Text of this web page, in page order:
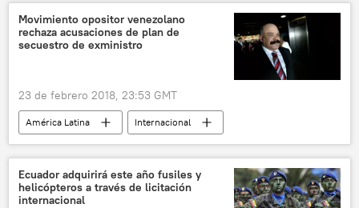
Julian Assange
María Fernanda Espinosa
WikiLeaks
noticias
Movimiento opositor venezolano
rechaza acusaciones de plan de
secuestro de exministro
23 de febrero 2018, 23:53 GMT
América Latina
Internacional
Venezuela
noticias
Ecuador adquirirá este año fusiles y
helicópteros a través de licitación
internacional